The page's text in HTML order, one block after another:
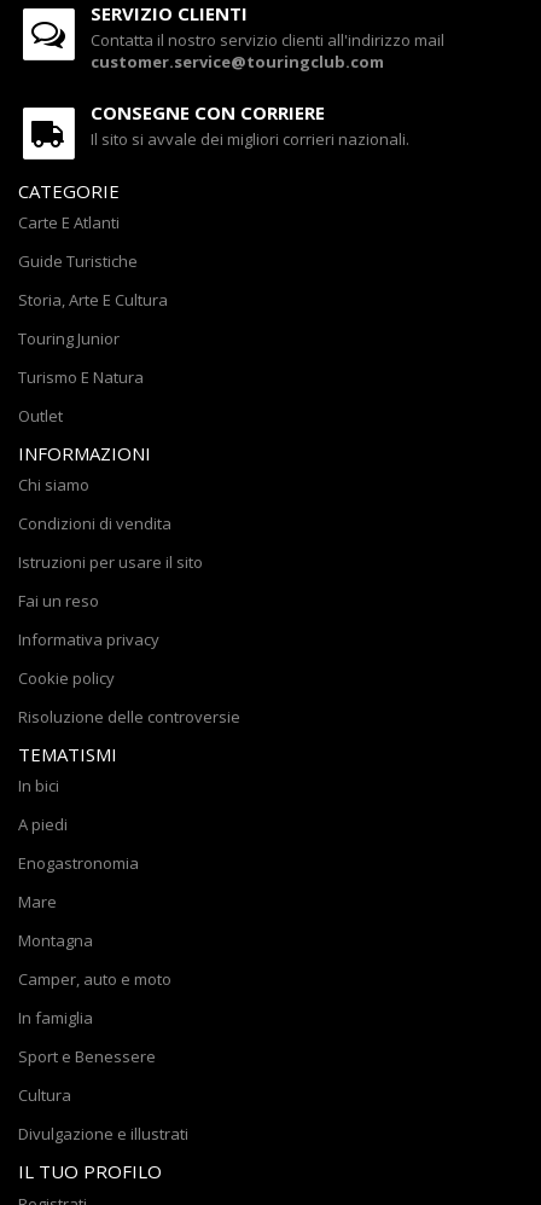
SERVIZIO CLIENTI
Contatta il nostro servizio clienti all'indirizzo mail
customer.service@touringclub.com
CONSEGNE CON CORRIERE
Il sito si avvale dei migliori corrieri nazionali.
CATEGORIE
Carte E Atlanti
Guide Turistiche
Storia, Arte E Cultura
Touring Junior
Turismo E Natura
Outlet
INFORMAZIONI
Chi siamo
Condizioni di vendita
Istruzioni per usare il sito
Fai un reso
Informativa privacy
Cookie policy
Risoluzione delle controversie
TEMATISMI
In bici
A piedi
Enogastronomia
Mare
Montagna
Camper, auto e moto
In famiglia
Sport e Benessere
Cultura
Divulgazione e illustrati
IL TUO PROFILO